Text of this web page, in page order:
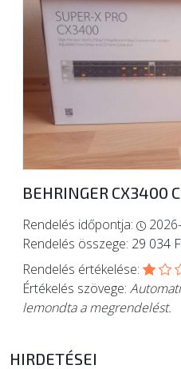
BEHRINGER CX3400
Rendelés időpontja:
Rendelés összege: 29 034
Rendelés értékelése:
Értékelés szövege:
lemondta a megrendelést.
HIRDETÉSEI